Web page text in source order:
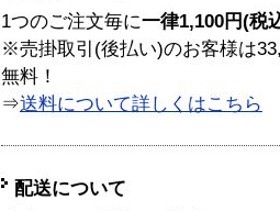
1つのご注文毎に一律1,100円(税
※売掛取引(後払い)のお客様は
無料！
⇒送料について詳しくはこちら
配送について